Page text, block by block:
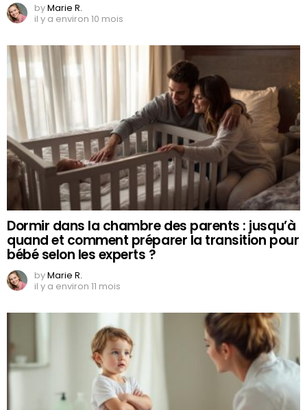
byMarie R.
il y a environ 10 mois
Dormir dans la chambre des parents : jusqu’à
quand et comment préparer la transition pour
bébé selon les experts ?
byMarie R.
il y a environ 11 mois